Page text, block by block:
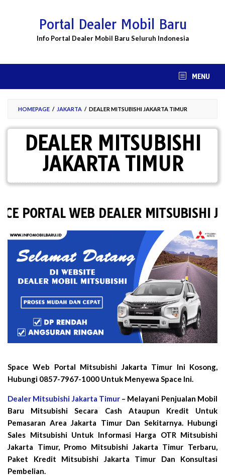
Portal Dealer Mobil Baru
Info Portal Dealer Mobil Baru Seluruh Indonesia
MENU
HOMEPAGE / JAKARTA / DEALER MITSUBISHI JAKARTA TIMUR
DEALER MITSUBISHI
JAKARTA TIMUR
WEB DEALER MITSUBISHI
Space Web Portal Mitsubishi Jakarta Timur Ini Kosong,
Hubungi 0857-7967-1000 Untuk Menyewa Space Ini.
Dealer Mitsubishi Jakarta Timur– Melayani Penjualan Mobil
Baru Mitsubishi Secara Cash Ataupun Kredit Untuk
Pemasaran Area Jakarta Timur Dan Sekitarnya. Hubungi
Sales Mitsubishi Untuk Informasi Harga OTR Mitsubishi
Jakarta Timur, Promo Mitsubishi Jakarta Timur Terbaru,
Paket Kredit Mitsubishi Jakarta Timur Dan Konsultasi
Pembelian.